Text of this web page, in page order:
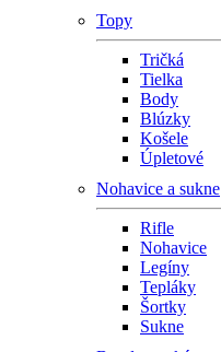
Topy
Tričká
Tielka
Body
Blúzky
Košele
Úpletové
Nohavice a sukne
Rifle
Nohavice
Legíny
Tepláky
Šortky
Sukne